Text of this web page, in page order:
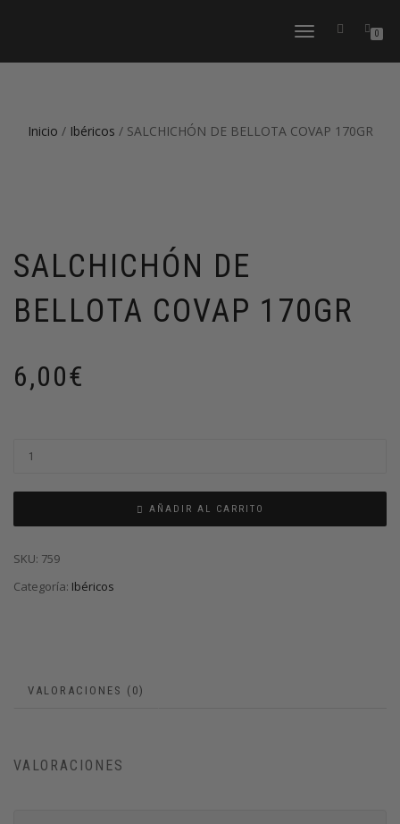
CAMBIAR
0
Inicio / Ibéricos / SALCHICHÓN DE BELLOTA COVAP 170GR
SALCHICHÓN DE
BELLOTA COVAP 170GR
6,00€
AÑADIR AL CARRITO
SKU: 759
Categoría: Ibéricos
VALORACIONES (0)
VALORACIONES